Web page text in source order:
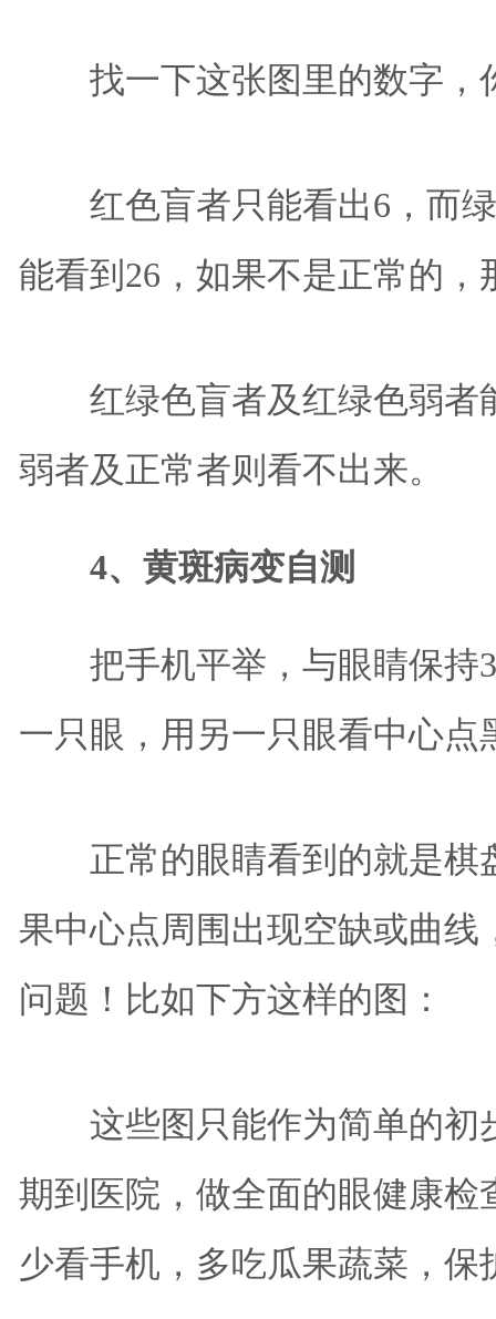
找一下这张图里的数字，
红色盲者只能看出6，而绿
能看到26，如果不是正常的，
红绿色盲者及红绿色弱者
弱者及正常者则看不出来。
4、黄斑病变自测
把手机平举，与眼睛保持
一只眼，用另一只眼看中心点
正常的眼睛看到的就是棋
果中心点周围出现空缺或曲
问题！比如下方这样的图：
这些图只能作为简单的初
期到医院，做全面的眼健康
少看手机，多吃瓜果蔬菜，保